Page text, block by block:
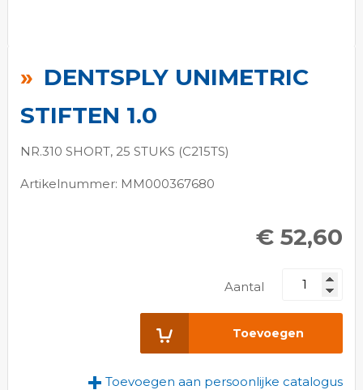
DENTSPLY UNIMETRIC
STIFTEN 1.0
NR.310 SHORT, 25 STUKS (C215TS)
Artikelnummer: MM000367680
€ 52,60
Aantal
Toevoegen
Toevoegen aan persoonlijke catalogus
het
begin
van
de
gallerij